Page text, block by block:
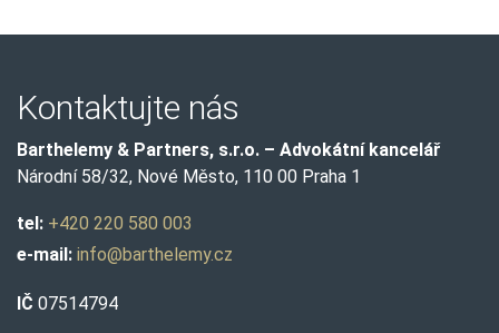
Kontaktujte nás
Barthelemy & Partners, s.r.o. – Advokátní kancelář
Národní 58/32, Nové Město, 110 00 Praha 1
tel: +420 220 580 003
e-mail: info@barthelemy.cz
IČ 07514794